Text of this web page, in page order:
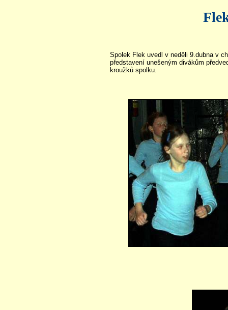
Spolek Flek uvedl v neděli 9.dubna v
představení unešeným divákům
kroužků spolku.